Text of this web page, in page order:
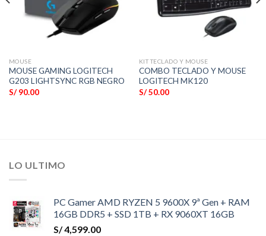
MOUSE
MOUSE GAMING LOGITECH
G203 LIGHTSYNC RGB NEGRO
S/90.00
KIT TECLADO Y MOUSE
COMBO TECLADO Y MOUSE
LOGITECH MK120
S/50.00
LO ULTIMO
PC Gamer AMD RYZEN 5 9600X 9ª Gen + RAM
16GB DDR5 + SSD 1TB + RX 9060XT 16GB
S/4,599.00